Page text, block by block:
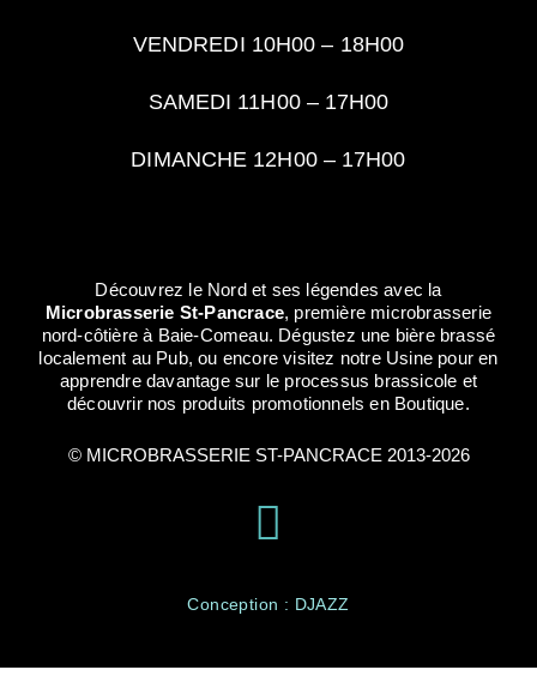
VENDREDI 10H00 – 18H00
SAMEDI 11H00 – 17H00
DIMANCHE 12H00 – 17H00
Découvrez le Nord et ses légendes avec la
Microbrasserie St-Pancrace, première microbrasserie
nord-côtière à Baie-Comeau. Dégustez une bière brassé
localement au Pub, ou encore visitez notre Usine pour en
apprendre davantage sur le processus brassicole et
découvrir nos produits promotionnels en Boutique.
© MICROBRASSERIE ST-PANCRACE 2013-2026
Conception : DJAZZ